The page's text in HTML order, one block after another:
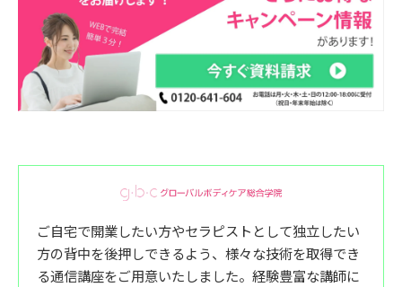
ご自宅で開業したい方やセラピストとして独立したい
方の背中を後押しできるよう、様々な技術を取得でき
る通信講座をご用意いたしました。経験豊富な講師に